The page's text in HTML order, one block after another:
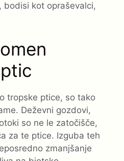
bodisi kot opraševalci,
tropske ptice, so tako
Deževni gozdovi,
so ne le zatočišče,
za te ptice. Izguba teh
zmanjšanje